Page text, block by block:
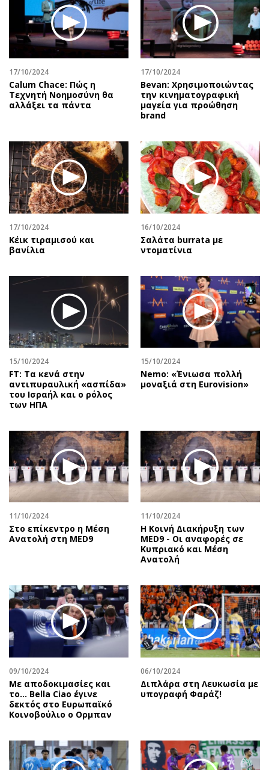
17/10/2024
Calum Chace: Πώς η
Τεχνητή Νοημοσύνη θα
αλλάξει τα πάντα
17/10/2024
Bevan: Χρησιμοποιώντας
την κινηματογραφική
μαγεία για προώθηση
brand
17/10/2024
Κέικ τιραμισού και
βανίλια
16/10/2024
Σαλάτα burrata με
ντοματίνια
15/10/2024
FT: Tα κενά στην
αντιπυραυλική «ασπίδα»
του Ισραήλ και ο ρόλος
των ΗΠΑ
15/10/2024
Nemo: «Ένιωσα πολλή
μοναξιά στη Eurovision»
11/10/2024
Στο επίκεντρο η Μέση
Ανατολή στη MED9
11/10/2024
Η Κοινή Διακήρυξη των
MED9 - Οι αναφορές σε
Κυπριακό και Μέση
Ανατολή
09/10/2024
Με αποδοκιμασίες και
το… Bella Ciao έγινε
δεκτός στο Ευρωπαϊκό
Κοινοβούλιο ο Ορμπαν
06/10/2024
Διπλάρα στη Λευκωσία με
υπογραφή Φαράζ!